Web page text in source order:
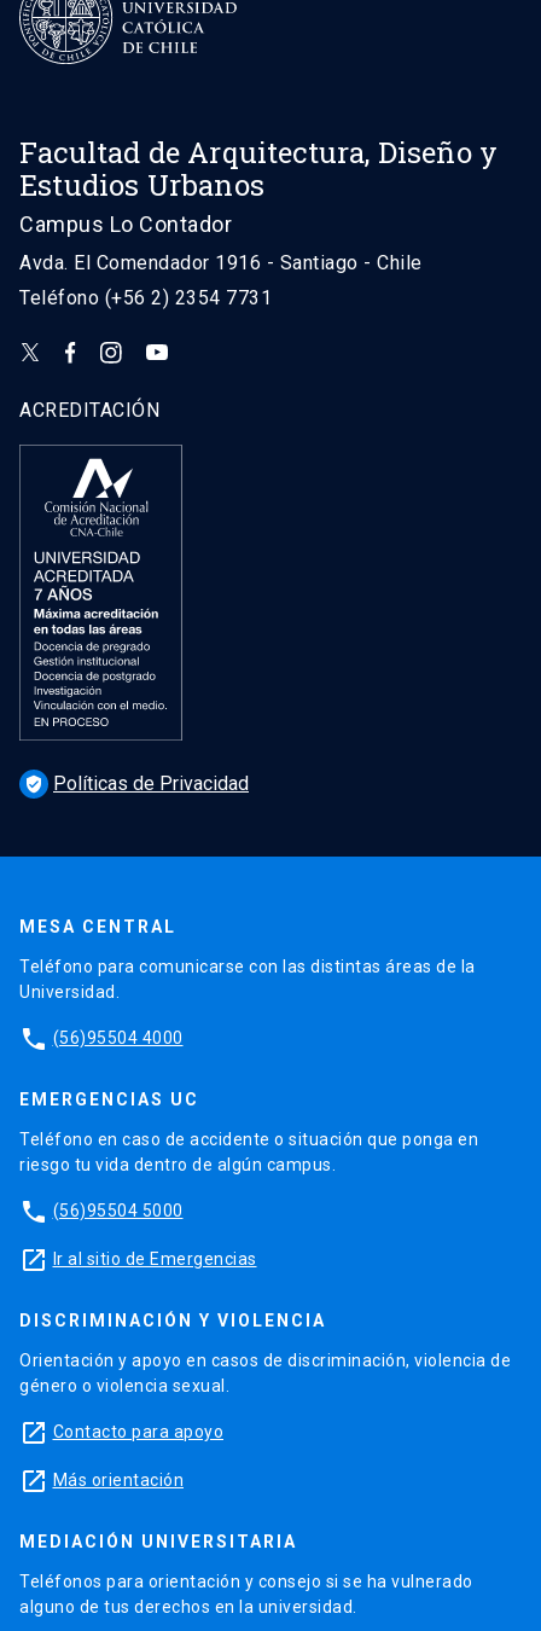
Facultad de Arquitectura, Diseño y
Estudios Urbanos
Campus Lo Contador
Avda. El Comendador 1916 - Santiago - Chile
Teléfono (+56 2) 2354 7731
ACREDITACIÓN
verified_user Políticas de Privacidad
MESA CENTRAL
Teléfono para comunicarse con las distintas áreas de la
Universidad.
phone (56)95504 4000
EMERGENCIAS UC
Teléfono en caso de accidente o situación que ponga en
riesgo tu vida dentro de algún campus.
phone (56)95504 5000
launch Ir al sitio de Emergencias
DISCRIMINACIÓN Y VIOLENCIA
Orientación y apoyo en casos de discriminación, violencia de
género o violencia sexual.
launch Contacto para apoyo
launch Más orientación
MEDIACIÓN UNIVERSITARIA
Teléfonos para orientación y consejo si se ha vulnerado
alguno de tus derechos en la universidad.